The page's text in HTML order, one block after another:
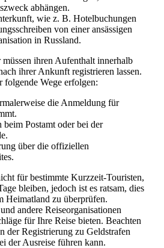
abhängen.
wie z. B. Hotelbuchungen
von einer ansässigen
in Russland.
ihren Aufenthalt innerhalb
ihrer Ankunft registrieren lassen.
folgende Wege erfolgen:
die Anmeldung für
Postamt oder bei der
über die offiziellen
für bestimmte Kurzzeit-Touristen,
bleiben, jedoch ist es ratsam, dies
Heimatland zu überprüfen.
andere Reiseorganisationen
für Ihre Reise bieten. Beachten
der Registrierung zu Geldstrafen
der Ausreise führen kann.